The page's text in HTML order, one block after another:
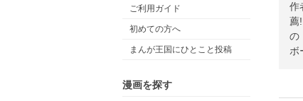
ご利用ガイド
初めての方へ
まんが王国にひとこと投稿
漫画を探す
作
薦
の
ボ